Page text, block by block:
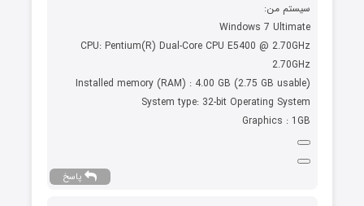
سیستم من:
Windows 7 Ultimate
CPU: Pentium(R) Dual-Core CPU E5400 @ 2.70GHz
2.70GHz
Installed memory (RAM) : 4.00 GB (2.75 GB usable)
System type: 32-bit Operating System
Graphics : 1GB
پاسخ